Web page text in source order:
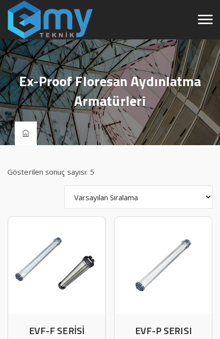
Ex-Proof Floresan Aydınlatma
Armatürleri
Gösterilen sonuç sayısı: 5
EVF-F SERİSİ EVF-P SERISI